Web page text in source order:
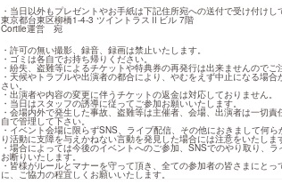
・当日以外もプレゼントやお手紙は下記住所宛への送付で受け付けし
東京都台東区柳橋1-4-3 ツイントラスⅡビル 7階
Cortile運営　宛
・許可の無い撮影、録音、録画は禁止いたします。
・ゴミは各自でお持ち帰りください。
・紛失、盗難等によるチケットや特典券の再発行は出来ませんのでご
・天候やトラブルや出演者の都合により、やむをえず中止になる場
さい。
・出演者や内容の変更に伴うチケットの返金は対応しておりません。
・当日はスタッフの誘導に従ってご参加お願いいたします。
・会場内外で発生した事故、盗難等は主催者、会場、出演者は一切
自で管理して下さい。
・イベント会場に限らずSNS、ライブ配信、その他におきまして何ら
り活動に支障を与えかねない言動を発見した場合には注意をいたしま
・場合によっては今後のイベントへのご参加、SNSでのやり取り、
お断りいたします。
・皆様がルールとマナーを守って頂き、全ての参加者の皆さまにとっ
に、ご協力の程宜しくお願いいたします。